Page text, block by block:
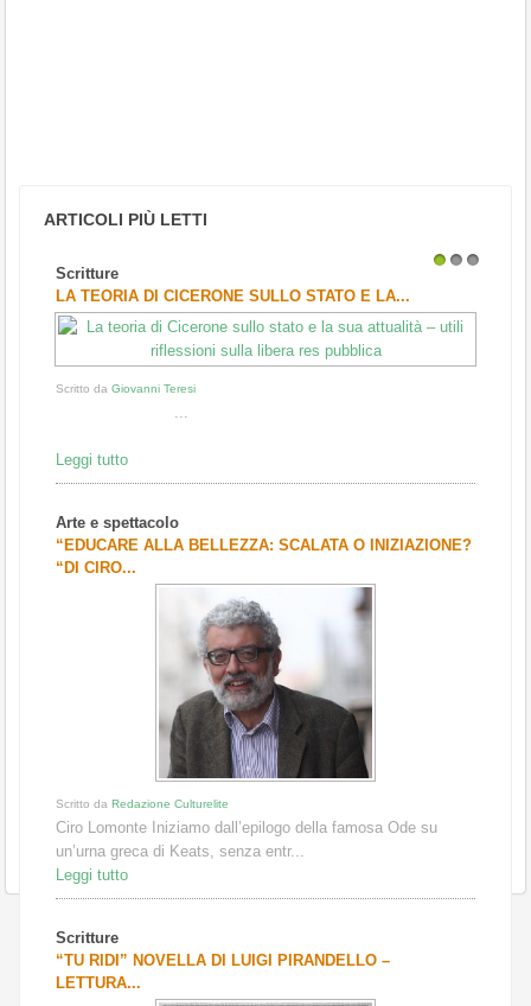
ARTICOLI PIÙ LETTI
Scritture
LA TEORIA DI CICERONE SULLO STATO E LA...
Scritto da Giovanni Teresi
...
Leggi tutto
Arte e spettacolo
“EDUCARE ALLA BELLEZZA: SCALATA O INIZIAZIONE?
“DI CIRO...
Scritto da Redazione Culturelite
Ciro Lomonte Iniziamo dall’epilogo della famosa Ode su
un’urna greca di Keats, senza entr...
Leggi tutto
Scritture
“TU RIDI” NOVELLA DI LUIGI PIRANDELLO –
LETTURA...